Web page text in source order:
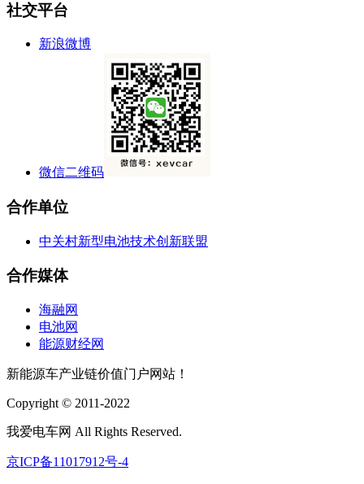
社交平台
新浪微博
微信二维码
合作单位
中关村新型电池技术创新联盟
合作媒体
海融网
电池网
能源财经网
新能源车产业链价值门户网站！
Copyright © 2011-2022
我爱电车网 All Rights Reserved.
京ICP备11017912号-4